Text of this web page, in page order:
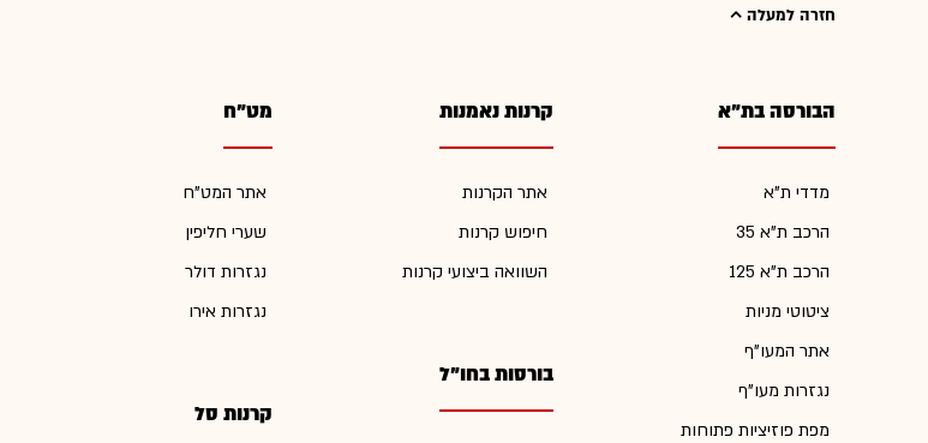
חזרה למעלה
הבורסה בת"א
מדדי ת"א
הרכב ת"א 35
הרכב ת"א 125
ציטוטי מניות
אתר המעו"ף
נגזרות מעו"ף
מפת פוזיציות פתוחות
קרנות נאמנות
אתר הקרנות
חיפוש קרנות
השוואה ביצועי קרנות
בורסות בחו"ל
מט"ח
אתר המט"ח
שערי חליפין
נגזרות דולר
נגזרות אירו
קרנות סל